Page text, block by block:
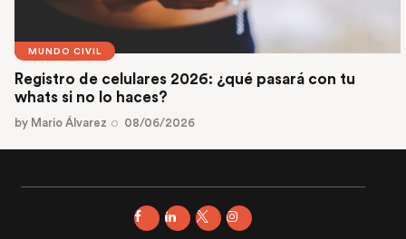
MUNDO CIVIL
Registro de celulares 2026: ¿qué pasará con tu
whats si no lo haces?
by Mario Álvarez 08/06/2026